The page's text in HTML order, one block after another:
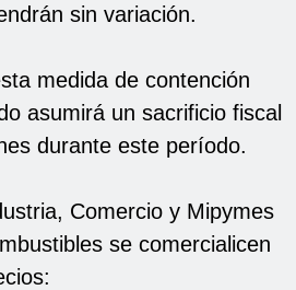
sin variación.
medida de contención
asumirá un sacrificio fiscal
durante este período.
Comercio y Mipymes
se comercialicen